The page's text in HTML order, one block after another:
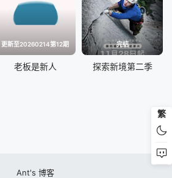
更新至20260214第12期
老板是新人
完结
探索新境第二季
繁
Ant's 博客